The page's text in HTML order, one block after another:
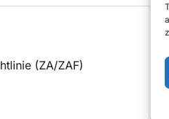
(ZA/ZAF)